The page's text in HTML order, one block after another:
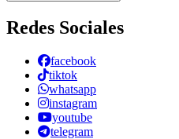
Redes Sociales
facebook
tiktok
whatsapp
instagram
youtube
telegram